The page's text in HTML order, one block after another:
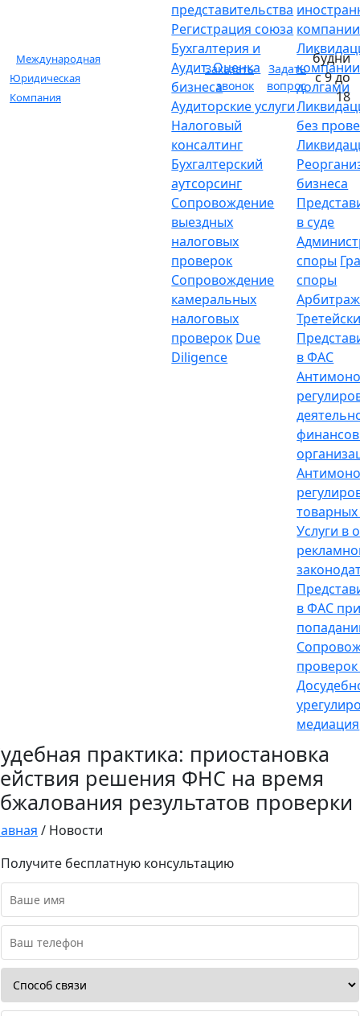
Международная
Юридическая
Компания
представительства
Регистрация союза
Бухгалтерия и
Аудит. Оценка
бизнеса
Аудиторские услуги
Налоговый
консалтинг
Бухгалтерский
аутсорсинг
Сопровождение
выездных
налоговых
проверок
Сопровождение
камеральных
налоговых
проверок Due
Diligence
компании
долгами
без
бизнеса
в суде
споры
споры
в ФАС
Услуги в
в ФАС
медиация
Заказать
звонок
Задать
вопрос
будни
с 9 до
18
практика: приостановка
решения ФНС на время
результатов проверки
/ Новости
Получите бесплатную консультацию